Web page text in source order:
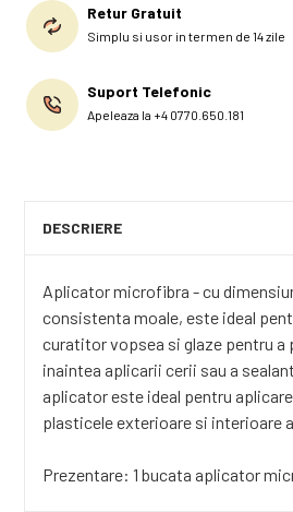
Retur Gratuit
Simplu si usor in termen de 14 zile
Suport Telefonic
Apeleaza la +4 0770.650.181
DESCRIERE
Aplicator microfibra - cu
consistenta moale, este ideal
curatitor vopsea si glaze pentru a
inaintea aplicarii cerii sau a
aplicator este ideal pentru
plasticele exterioare si interioare
Prezentare: 1 bucata aplicator